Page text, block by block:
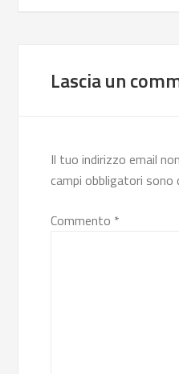
Lascia un
Il tuo indirizzo email
campi obbligatori
Commento *